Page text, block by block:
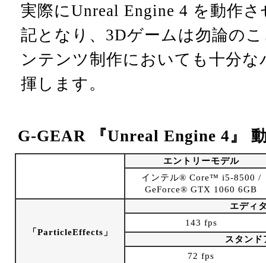
実際にUnreal Engine 4 を動作
記となり、3Dゲームは勿論の
ンテンツ制作においても十分
揮します。
G-GEAR 『Unreal Engine 4』
エントリーモデル
インテル® Core™ i5-8500 /
GeForce® GTX 1060 6GB
「ParticleEffects」
エディ
143 fps
スタン
72 fps